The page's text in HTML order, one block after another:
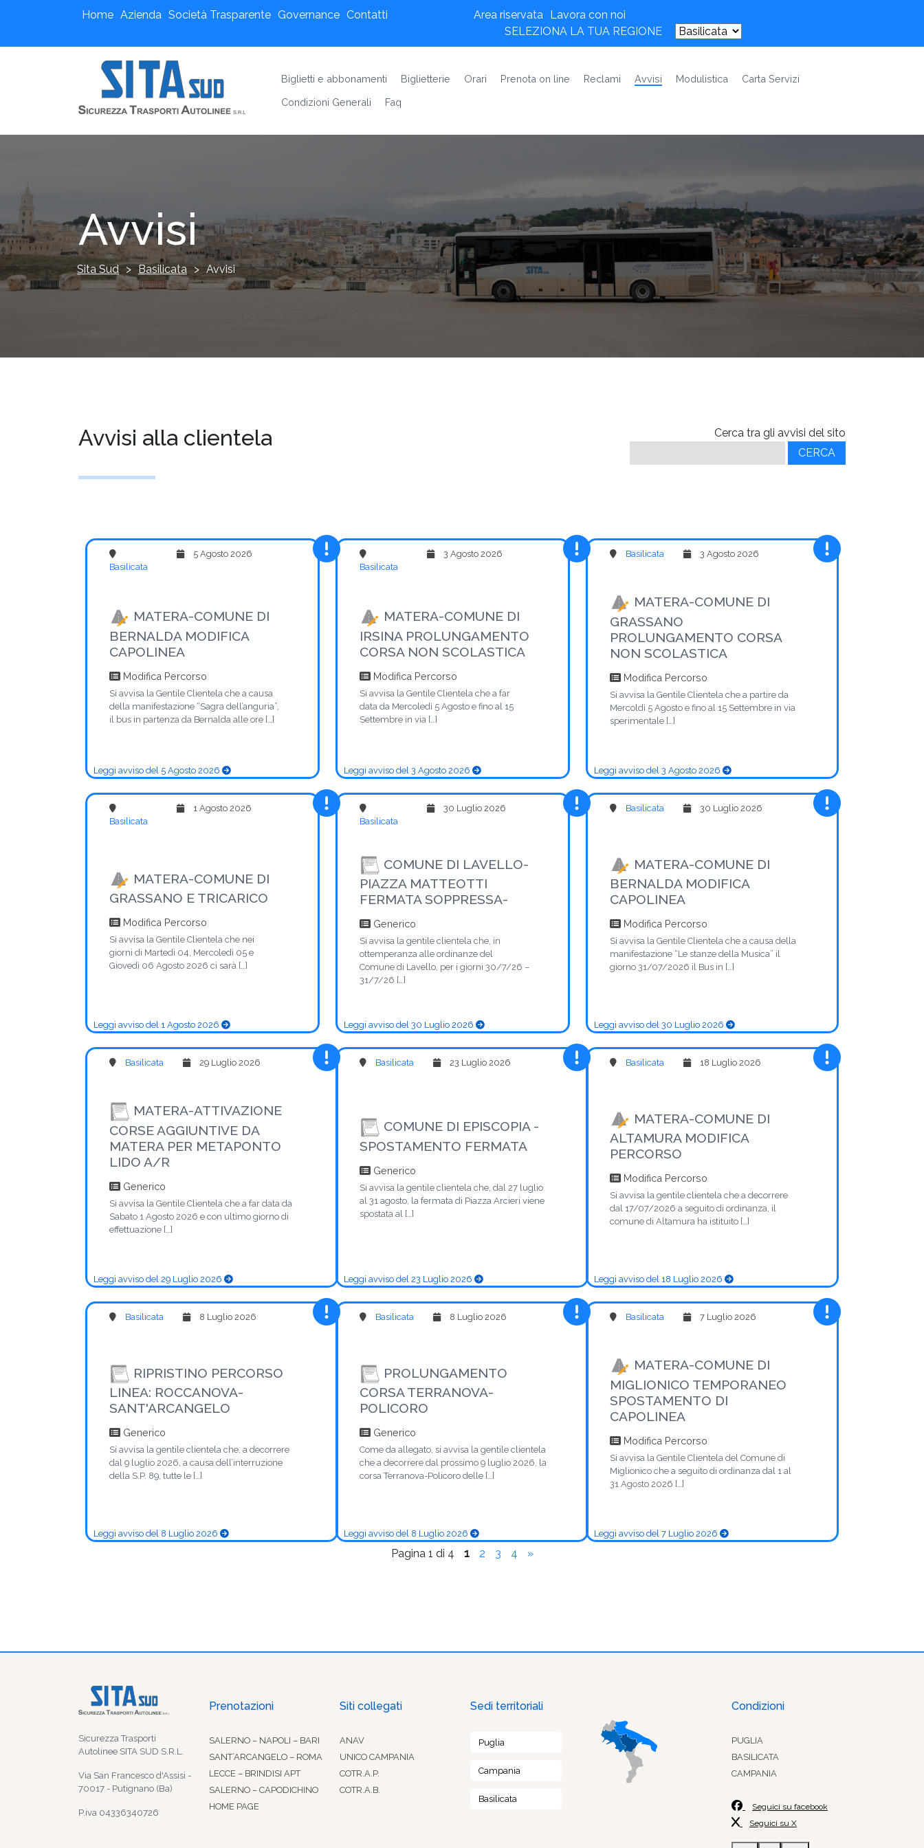
Home Azienda Società Trasparente Governance Contatti Area riservata Lavora con noi
SELEZIONA LA TUA REGIONE
Biglietti e abbonamenti Biglietterie Orari Prenota on line Reclami Avvisi Modulistica
Carta Servizi
Condizioni Generali
Faq
Avvisi
Sita Sud > Basilicata > Avvisi
Avvisi alla clientela
Cerca tra gli avvisi del sito
per:
Basilicata
5 Agosto 2026
MATERA-COMUNE DI
BERNALDA MODIFICA
CAPOLINEA
Modifica Percorso
Si avvisa la Gentile Clientela che a causa
della manifestazione “Sagra dell’anguria”,
il bus in partenza da Bernalda alle ore […]
Leggi avviso del 5 Agosto 2026
Basilicata
3 Agosto 2026
MATERA-COMUNE DI
IRSINA PROLUNGAMENTO
CORSA NON SCOLASTICA
Modifica Percorso
Si avvisa la Gentile Clientela che a far
data da Mercoledì 5 Agosto e fino al 15
Settembre in via […]
Leggi avviso del 3 Agosto 2026
Basilicata 3 Agosto 2026
MATERA-COMUNE DI
GRASSANO
PROLUNGAMENTO CORSA
NON SCOLASTICA
Modifica Percorso
Si avvisa la Gentile Clientela che a partire da
Mercoldì 5 Agosto e fino al 15 Settembre in via
sperimentale […]
Leggi avviso del 3 Agosto 2026
Basilicata
1 Agosto 2026
MATERA-COMUNE DI
GRASSANO E TRICARICO
Modifica Percorso
Si avvisa la Gentile Clientela che nei
giorni di Martedì 04, Mercoledì 05 e
Giovedì 06 Agosto 2026 ci sarà […]
Leggi avviso del 1 Agosto 2026
Basilicata
30 Luglio 2026
COMUNE DI LAVELLO-
PIAZZA MATTEOTTI
FERMATA SOPPRESSA-
Generico
Si avvisa la gentile clientela che, in
ottemperanza alle ordinanze del
Comune di Lavello, per i giorni 30/7/26 –
31/7/26 […]
Leggi avviso del 30 Luglio 2026
Basilicata 30 Luglio 2026
MATERA-COMUNE DI
BERNALDA MODIFICA
CAPOLINEA
Modifica Percorso
Si avvisa la Gentile Clientela che a causa della
manifestazione “Le stanze della Musica” il
giorno 31/07/2026 il Bus in […]
Leggi avviso del 30 Luglio 2026
Basilicata 29 Luglio 2026
MATERA-ATTIVAZIONE
CORSE AGGIUNTIVE DA
MATERA PER METAPONTO
LIDO A/R
Generico
Si avvisa la Gentile Clientela che a far data da
Sabato 1 Agosto 2026 e con ultimo giorno di
effettuazione […]
Leggi avviso del 29 Luglio 2026
Basilicata 23 Luglio 2026
COMUNE DI EPISCOPIA -
SPOSTAMENTO FERMATA
Generico
Si avvisa la gentile clientela che, dal 27 luglio
al 31 agosto, la fermata di Piazza Arcieri viene
spostata al […]
Leggi avviso del 23 Luglio 2026
Basilicata 18 Luglio 2026
MATERA-COMUNE DI
ALTAMURA MODIFICA
PERCORSO
Modifica Percorso
Si avvisa la gentile clientela che a decorrere
dal 17/07/2026 a seguito di ordinanza, il
comune di Altamura ha istituito […]
Leggi avviso del 18 Luglio 2026
Basilicata 8 Luglio 2026
RIPRISTINO PERCORSO
LINEA: ROCCANOVA-
SANT'ARCANGELO
Generico
Si avvisa la gentile clientela che, a decorrere
dal 9 luglio 2026, a causa dell’interruzione
della S.P. 89, tutte le […]
Leggi avviso del 8 Luglio 2026
Basilicata 8 Luglio 2026
PROLUNGAMENTO
CORSA TERRANOVA-
POLICORO
Generico
Come da allegato, si avvisa la gentile clientela
che a decorrere dal prossimo 9 luglio 2026, la
corsa Terranova-Policoro delle […]
Leggi avviso del 8 Luglio 2026
Basilicata 7 Luglio 2026
MATERA-COMUNE DI
MIGLIONICO TEMPORANEO
SPOSTAMENTO DI
CAPOLINEA
Modifica Percorso
Si avvisa la Gentile Clientela del Comune di
Miglionico che a seguito di ordinanza dal 1 al
31 Agosto 2026 […]
Leggi avviso del 7 Luglio 2026
Pagina 1 di 4 1 2 3 4 »
Sicurezza Trasporti
Autolinee SITA SUD S.R.L.
Via San Francesco d'Assisi -
70017 - Putignano (Ba)
P.iva 04336340726
Prenotazioni
SALERNO – NAPOLI – BARI
SANT’ARCANGELO – ROMA
LECCE – BRINDISI APT
SALERNO – CAPODICHINO
HOME PAGE
Siti collegati
ANAV
UNICO CAMPANIA
COTR.A.P.
COTR.A.B.
Sedi territoriali
Puglia
Campania
Basilicata
Condizioni
PUGLIA
BASILICATA
CAMPANIA
Seguici su facebook
Seguici su X